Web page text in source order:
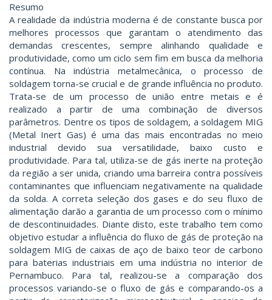
Resumo
A realidade da indústria moderna é de constante busca por
melhores processos que garantam o atendimento das
demandas crescentes, sempre alinhando qualidade e
produtividade, como um ciclo sem fim em busca da melhoria
contínua. Na indústria metalmecânica, o processo de
soldagem torna-se crucial e de grande influência no produto.
Trata-se de um processo de união entre metais e é
realizado a partir de uma combinação de diversos
parâmetros. Dentre os tipos de soldagem, a soldagem MIG
(Metal Inert Gas) é uma das mais encontradas no meio
industrial devido sua versatilidade, baixo custo e
produtividade. Para tal, utiliza-se de gás inerte na proteção
da região a ser unida, criando uma barreira contra possíveis
contaminantes que influenciam negativamente na qualidade
da solda. A correta seleção dos gases e do seu fluxo de
alimentação darão a garantia de um processo com o mínimo
de descontinuidades. Diante disto, este trabalho tem como
objetivo estudar a influência do fluxo de gás de proteção na
soldagem MIG de caixas de aço de baixo teor de carbono
para baterias industriais em uma indústria no interior de
Pernambuco. Para tal, realizou-se a comparação dos
processos variando-se o fluxo de gás e comparando-os a